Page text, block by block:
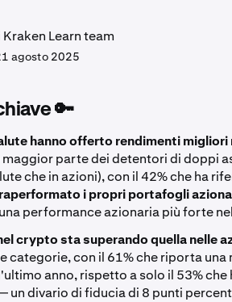
Kraken Learn team
agosto 2025
🔑
hanno offerto rendimenti
maggior parte dei detentori di doppi
che in azioni), con il 42% che ha
i propri portafogli
performance azionaria più forte
crypto sta superando quella nelle
categorie, con il 61% che riporta
anno, rispetto a solo il 53%
un divario di fiducia di 8 punti